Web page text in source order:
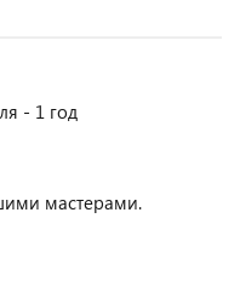
- 1 год
мастерами.